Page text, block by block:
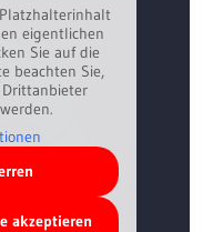
eigentlichen
Sie auf die
beachten Sie,
akzeptieren